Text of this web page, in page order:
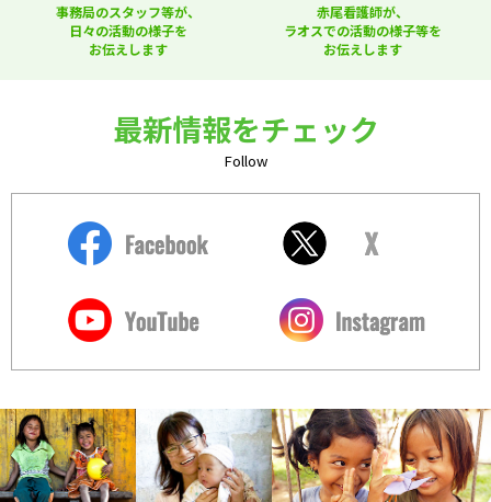
事務局のスタッフ等が、
日々の活動の様子を
お伝えします
赤尾看護師が、
ラオスでの活動の様子等を
お伝えします
最新情報をチェック
Follow